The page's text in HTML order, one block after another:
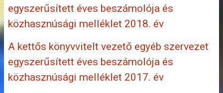
egyszerűsített éves beszámolója és
közhasznúsági melléklet 2018. év
A kettős könyvvitelt vezető egyéb szervezet
egyszerűsített éves beszámolója és
közhasznúsági melléklet 2017. év